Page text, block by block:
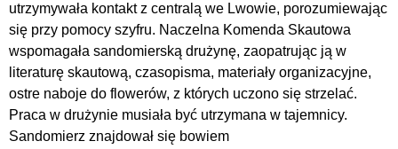
utrzymywała kontakt z centralą we Lwowie, porozumiewając
się przy pomocy szyfru. Naczelna Komenda Skautowa
wspomagała sandomierską drużynę, zaopatrując ją w
literaturę skautową, czasopisma, materiały organizacyjne,
ostre naboje do flowerów, z których uczono się strzelać.
Praca w drużynie musiała być utrzymana w tajemnicy.
Sandomierz znajdował się bowiem